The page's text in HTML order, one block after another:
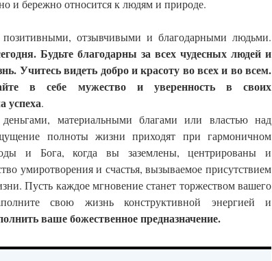
и бережно относится к людям и природе.
отзывчивыми и благодарными людьми.
Будьте благодарны за всех чудесных людей и
Учитесь видеть добро и красоту во всех и во всем.
в себе мужество и уверенность в своих
успеха.
материальными благами или властью над
полноты жизни приходят при гармоничном
и Бога, когда вы заземлены, центрированы и
умиротворения и счастья, вызываемое присутствием
Пусть каждое мгновение станет торжеством вашего
свою жизнь конструктивной энергией и
ваше божественное предназначение.